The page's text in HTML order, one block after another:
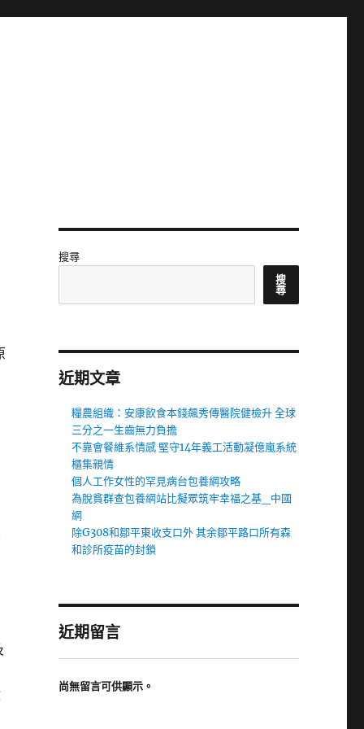
搜尋
搜
尋
近期文章
糧農組織：安康飲食本錢飆秀傳醫院健檢升 全球
三分之一生齒無力負擔
不靠會餐維系情感 堅守14年義工活動凝億嵐系統
櫃集親情
個人工作女性的罕見病台包養網攻略
為脫貧群查包養網站比擬眾筑牢幸福之基_中國
網
除G308和鄒平東收支口外 其余鄒平路口所有森
和診所疫苗的封鎖
近期留言
尚無留言可供顯示。